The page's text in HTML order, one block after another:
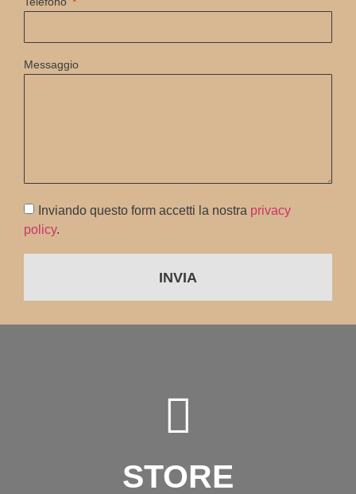
Messaggio
Inviando questo form accetti la nostra privacy
policy.
INVIA
STORE